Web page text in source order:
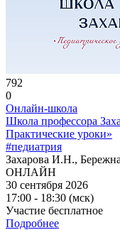
792
0
Онлайн-школа
Школа профессора
Практические уроки»
#педиатрия
Захарова И.Н.,
ОНЛАЙН
30 сентября 2026
17:00 - 18:30 (мск)
Участие бесплатное
Подробнее